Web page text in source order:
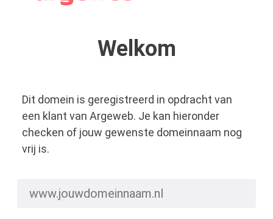
Welkom
Dit domein is geregistreerd in opdracht van
een klant van Argeweb. Je kan hieronder
checken of jouw gewenste domeinnaam nog
vrij is.